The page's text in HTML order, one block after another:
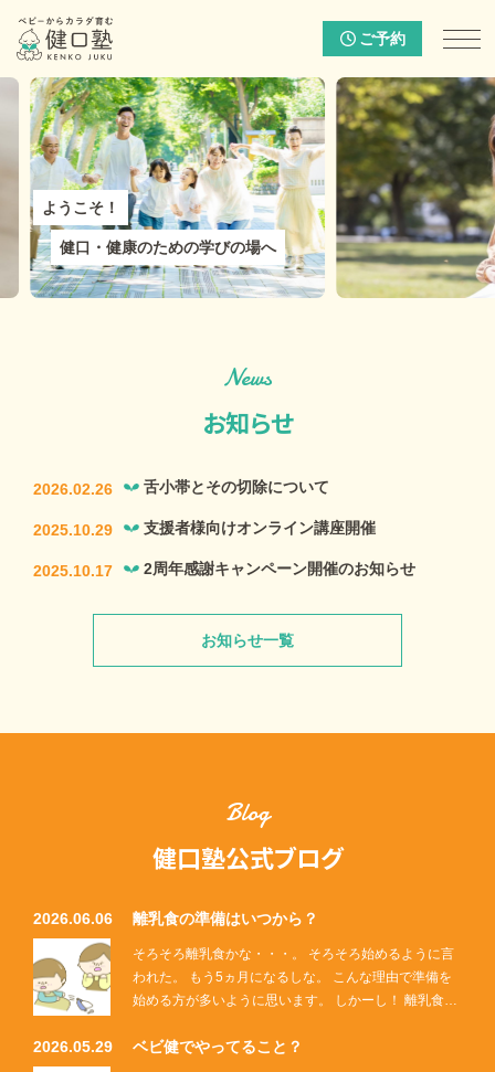
ご予約
ようこそ！
健口・健康のための学びの場へ
News
お知らせ
2026.02.26 舌小帯とその切除について
2025.10.29 支援者様向けオンライン講座開催
2025.10.17 2周年感謝キャンペーン開催のお知らせ
お知らせ一覧
Blog
健口塾公式ブログ
2026.06.06 離乳食の準備はいつから？
そろそろ離乳食かな・・・。 そろそろ始めるように言
われた。 もう5ヵ月になるしな。 こんな理由で準備を
始める方が多いように思います。 しかーし！ 離乳食準
ばいい？ 実は […]
2026.05.29 ベビ健でやってること？